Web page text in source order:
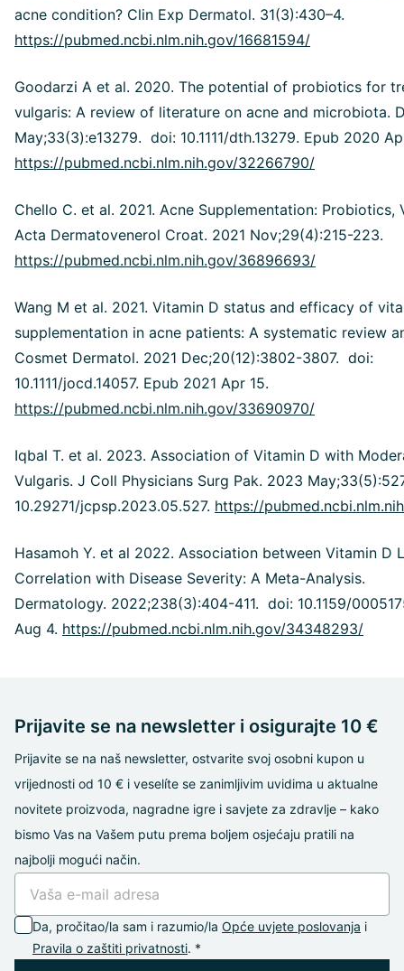
acne condition? Clin Exp Dermatol. 31(3):430–4.
https://pubmed.ncbi.nlm.nih.gov/16681594/
Goodarzi A et al. 2020. The potential of probiotics for
vulgaris: A review of literature on acne and microbiota.
May;33(3):e13279. doi: 10.1111/dth.13279. Epub 2020
https://pubmed.ncbi.nlm.nih.gov/32266790/
Chello C. et al. 2021. Acne Supplementation: Probiotics,
Acta Dermatovenerol Croat. 2021 Nov;29(4):215-223.
https://pubmed.ncbi.nlm.nih.gov/36896693/
Wang M et al. 2021. Vitamin D status and efficacy of
supplementation in acne patients: A systematic review
Cosmet Dermatol. 2021 Dec;20(12):3802-3807. doi:
10.1111/jocd.14057. Epub 2021 Apr 15.
https://pubmed.ncbi.nlm.nih.gov/33690970/
Iqbal T. et al. 2023. Association of Vitamin D with
Vulgaris. J Coll Physicians Surg Pak. 2023
10.29271/jcpsp.2023.05.527. https://
Hasamoh Y. et al 2022. Association between Vitamin D
Correlation with Disease Severity: A Meta-Analysis.
Dermatology. 2022;238(3):404-411. doi: 10.1159/
Aug 4. https://pubmed.ncbi.nlm.nih.gov/34348293/
Prijavite se na newsletter i osigurajte 10 €
Prijavite se na naš newsletter, ostvarite svoj osobni kupon u
vrijednosti od 10 € i veselíte se zanimljivim uvidima u aktualne
novitete proizvoda, nagradne igre i savjete za zdravlje – kako
bismo Vas na Vašem putu prema boljem osjećaju pratili na
najbolji mogući način.
Da, pročitao/la sam i razumio/la Opće uvjete poslovanja i
Pravila o zaštiti privatnosti. *